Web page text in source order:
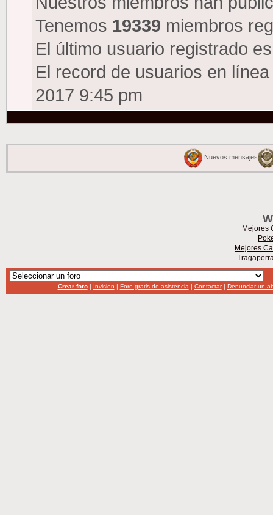
Tenemos 19339 miembros
El último usuario registrado
El record de usuarios en
2017 9:45 pm
Nuevos mensajes
Mejores
Mejores
Crear foro| Invision Foro gratis de asistencia| Contactar| Denunciar un